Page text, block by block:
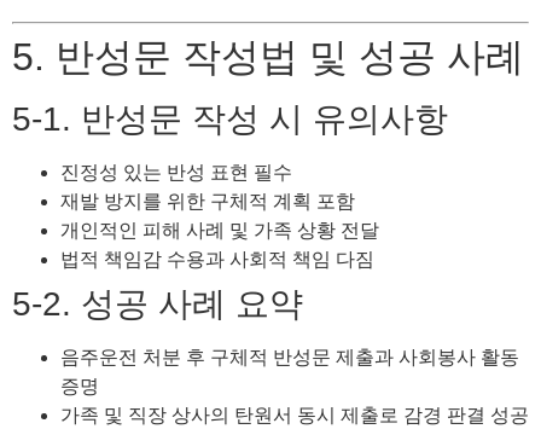
5. 반성문 작성법 및 성공 사례
5-1. 반성문 작성 시 유의사항
진정성 있는 반성 표현 필수
재발 방지를 위한 구체적 계획 포함
개인적인 피해 사례 및 가족 상황 전달
법적 책임감 수용과 사회적 책임 다짐
5-2. 성공 사례 요약
음주운전 처분 후 구체적 반성문 제출과 사회봉사 활동
증명
가족 및 직장 상사의 탄원서 동시 제출로 감경 판결 성공